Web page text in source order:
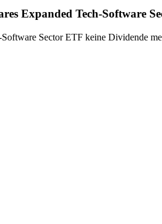
Expanded Tech-Software
Sector ETF keine Dividende